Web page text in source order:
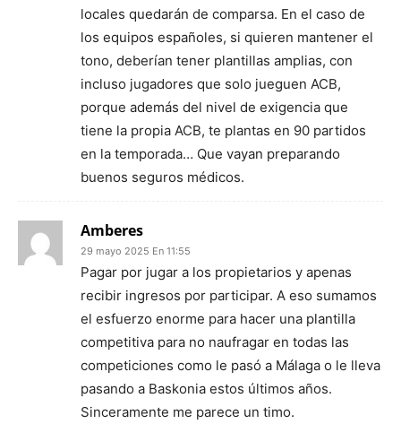
locales quedarán de comparsa. En el caso de
los equipos españoles, si quieren mantener el
tono, deberían tener plantillas amplias, con
incluso jugadores que solo jueguen ACB,
porque además del nivel de exigencia que
tiene la propia ACB, te plantas en 90 partidos
en la temporada… Que vayan preparando
buenos seguros médicos.
Amberes
29 mayo 2025 En 11:55
Pagar por jugar a los propietarios y apenas
recibir ingresos por participar. A eso sumamos
el esfuerzo enorme para hacer una plantilla
competitiva para no naufragar en todas las
competiciones como le pasó a Málaga o le lleva
pasando a Baskonia estos últimos años.
Sinceramente me parece un timo.